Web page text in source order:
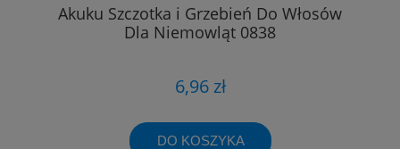
Akuku Szczotka i Grzebień Do Włosów
Dla Niemowląt 0838
6,96 zł
DO KOSZYKA